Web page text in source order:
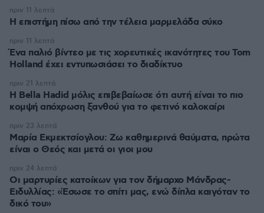
Η επιστήμη πίσω από την τέλεια μαρμελάδα σύκο
πριν 11 λεπτά
Ένα παλιό βίντεο με τις χορευτικές ικανότητες του Tom
Holland έχει εντυπωσιάσει το διαδίκτυο
πριν 11 λεπτά
Η Bella Hadid μόλις επιβεβαίωσε ότι αυτή είναι το πιο
κομψή απόχρωση ξανθού για το φετινό καλοκαίρι
πριν 21 λεπτά
Μαρία Εκμεκτσίογλου: Ζω καθημερινά θαύματα, πρώτα
είναι ο Θεός και μετά οι γιοι μου
πριν 23 λεπτά
Οι μαρτυρίες κατοίκων για τον δήμαρχο Μάνδρας-
Ειδυλλίας: «Έσωσε το σπίτι μας, ενώ δίπλα καιγόταν το
δικό του»
πριν 24 λεπτά